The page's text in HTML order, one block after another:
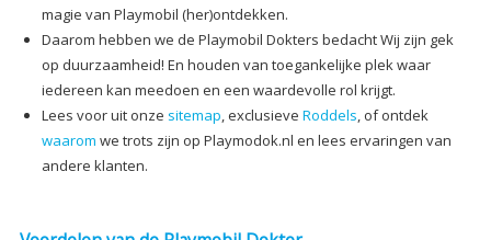
magie van Playmobil (her)ontdekken.
Daarom hebben we de Playmobil Dokters bedacht Wij zijn gek
op duurzaamheid! En houden van toegankelijke plek waar
iedereen kan meedoen en een waardevolle rol krijgt.
Lees voor uit onze sitemap, exclusieve Roddels, of ontdek
waarom we trots zijn op Playmodok.nl en lees ervaringen van
andere klanten.